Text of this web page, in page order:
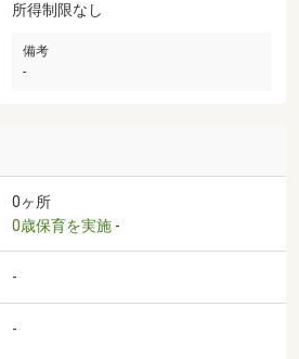
所得制限なし
備考
-
0ヶ所
0歳保育を実施 -
-
-